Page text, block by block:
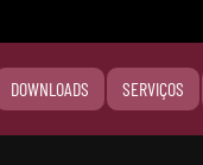
DOWNLOADS SERVIÇOS